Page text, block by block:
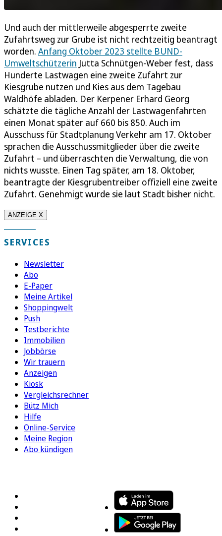
Und auch der mittlerweile abgesperrte zweite
Zufahrtsweg zur Grube ist nicht rechtzeitig beantragt
worden. Anfang Oktober 2023 stellte BUND-
Umweltschützerin Jutta Schnütgen-Weber fest, dass
Hunderte Lastwagen eine zweite Zufahrt zur
Kiesgrube nutzen und Kies aus dem Tagebau
Waldhöfe abladen. Der Kerpener Erhard Georg
schätzte die tägliche Anzahl der Lastwagenfahrten
einen Monat später auf 660 bis 850. Auch im
Ausschuss für Stadtplanung Verkehr am 17. Oktober
sprachen die Ausschussmitglieder über die zweite
Zufahrt – und überraschten die Verwaltung, die von
nichts wusste. Einen Tag später, am 18. Oktober,
beantragte der Kiesgrubentreiber offiziell eine zweite
Zufahrt. Genehmigt wurde sie laut Stadt bisher nicht.
ANZEIGE X
SERVICES
Newsletter
Abo
E-Paper
Meine Artikel
Shoppingwelt
Push
Testberichte
Immobilien
Jobbörse
Wir trauern
Anzeigen
Kiosk
Vergleichsrechner
Bütz Mich
Hilfe
Online-Service
Meine Region
Abo kündigen